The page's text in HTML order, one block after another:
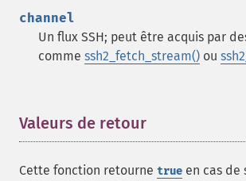
channel
Un flux SSH; peut être acquis par
comme ssh2_fetch_stream() ou
Valeurs de retour
Cette fonction retourne true en cas de